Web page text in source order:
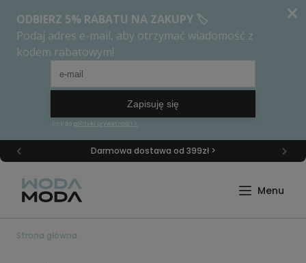
Darmowa dostawa od 399zł >
Strona główna